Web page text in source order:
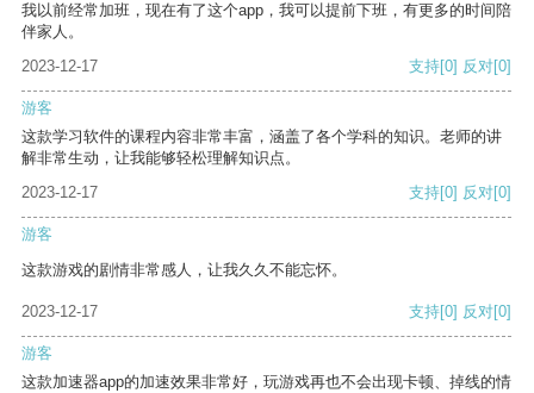
我以前经常加班，现在有了这个app，我可以提前下班，有更多的时间陪
伴家人。
2023-12-17
支持[0] 反对[0]
游客
这款学习软件的课程内容非常丰富，涵盖了各个学科的知识。老师的讲
解非常生动，让我能够轻松理解知识点。
2023-12-17
支持[0] 反对[0]
游客
这款游戏的剧情非常感人，让我久久不能忘怀。
2023-12-17 支持[0] 反对[0]
游客
这款加速器app的加速效果非常好，玩游戏再也不会出现卡顿、掉线的情